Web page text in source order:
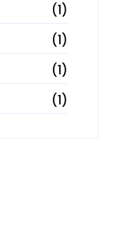
(1)
(1)
(1)
(1)